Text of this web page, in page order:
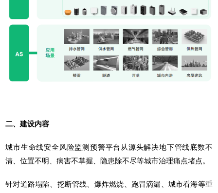
二、建设内容
城市生命线安全风险监测预警平台从源头解决地下管线底数不
清、位置不明、病害不掌握、隐患除不尽等城市治理痛点堵点。
针对道路塌陷、挖断管线、爆炸燃烧、跑冒滴漏、城市看海等重